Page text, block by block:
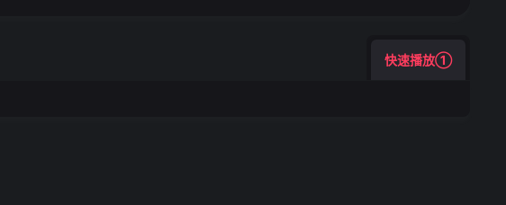
家时需规范使用取暖设备严禁电
气用户要警惕燃气安全风险需使用
注员工情绪和状态强化教育培训
严格管理外来施工队伍提级管理和
和现场巡检确保冬季四防措施
的防滑措施提高冰雪路面、坡陡弯
快速播放①